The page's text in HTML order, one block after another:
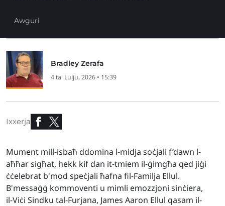
Awguri
Bradley Zerafa
4 ta' Lulju, 2026 • 15:39
Ixxerja
Mument mill-isbaħ ddomina l-midja soċjali f’dawn l-
aħħar sigħat, hekk kif dan it-tmiem il-ġimgħa qed jiġi
ċċelebrat b'mod speċjali ħafna fil-Familja Ellul.
B'messaġġ kommoventi u mimli emozzjoni sinċiera,
il-Viċi Sindku tal-Furjana, James Aaron Ellul qasam il-